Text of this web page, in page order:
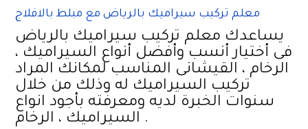
معلم تركيب سيراميك بالرياض مع مبلط بالافلاج
يساعدك معلم تركيب سيراميك بالرياض
فى أختيار أنسب وأفضل أنواع السيراميك ،
الرخام ، القيشانى المناسب لمكانك المراد
تركيب السيراميك له وذلك من خلال
سنوات الخبرة لديه ومعرفته بأجود انواع
السيراميك ، الرخام .